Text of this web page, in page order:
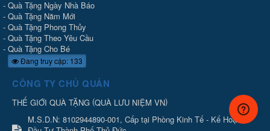
- Quà Tặng Ngày Nhà Báo
- Quà Tặng Năm Mới
- Quà Tặng Phong Thủy
- Quà Tặng Theo Yêu Cầu
- Quà Tặng Cho Bé
Đang truy cập: 133
CÔNG TY CHỦ QUẢN
THẾ GIỚI QUÀ TẶNG (QUÀ LƯU NIỆM VN)
M.S.D.N: 8102944890-001, Cấp tại Phòng Kinh Tế - Kế Hoạch